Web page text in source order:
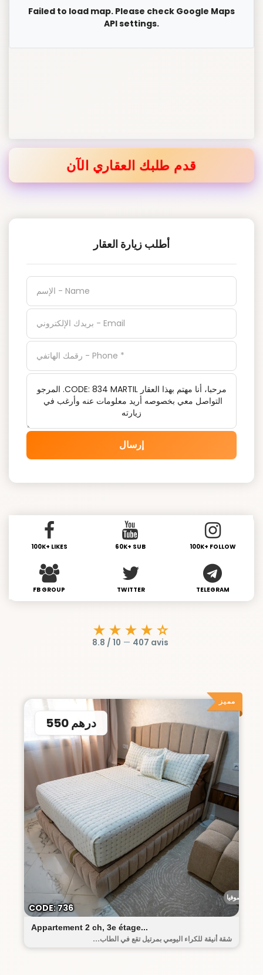
Failed to load map. Please check Google Maps
API settings.
قدم طلبك العقاري الآن
أطلب زيارة العقار
إرسال
100K+ LIKES 60K+ SUB 100K+ FOLLOW
FB GROUP TWITTER TELEGRAM
★★★★☆
8.8 / 10 — 407 avis
مميز
رياض صوفيا
Appartement 2 ch, 3e étage...
550 درهم
شقة أنيقة للكراء اليومي بمرتيل تقع في الطاب...
CODE: 736